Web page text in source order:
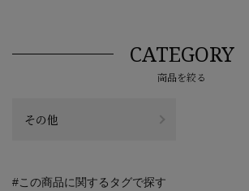
CATEGORY
商品を絞る
その他
#この商品に関するタグで探す